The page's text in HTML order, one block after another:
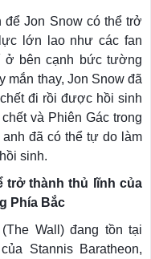
Jon Snow có thể trở
lớn lao như các fan
ở bên cạnh bức tường
mắn thay, Jon Snow đã
đi rồi được hồi sinh
và Phiên Gác trong
anh đã có thể tự do làm
sinh.
trở thành thủ lĩnh của
Phía Bắc
Wall) đang tồn tại
Stannis Baratheon,